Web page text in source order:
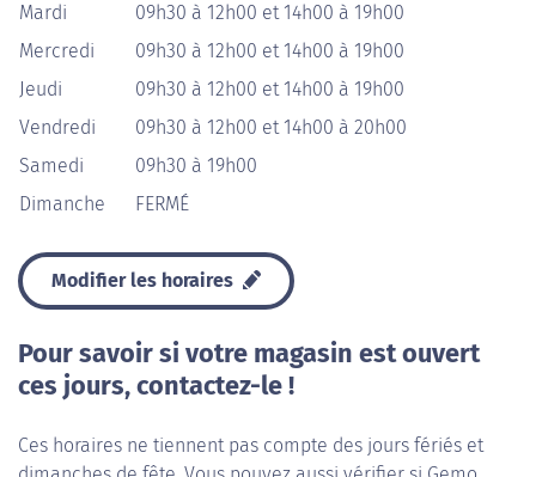
Mardi
09h30 à 12h00 et 14h00 à 19h00
Mercredi
09h30 à 12h00 et 14h00 à 19h00
Jeudi
09h30 à 12h00 et 14h00 à 19h00
Vendredi
09h30 à 12h00 et 14h00 à 20h00
Samedi
09h30 à 19h00
Dimanche
FERMÉ
Modifier les horaires
Pour savoir si votre magasin est ouvert
ces jours, contactez-le !
Ces horaires ne tiennent pas compte des jours fériés et